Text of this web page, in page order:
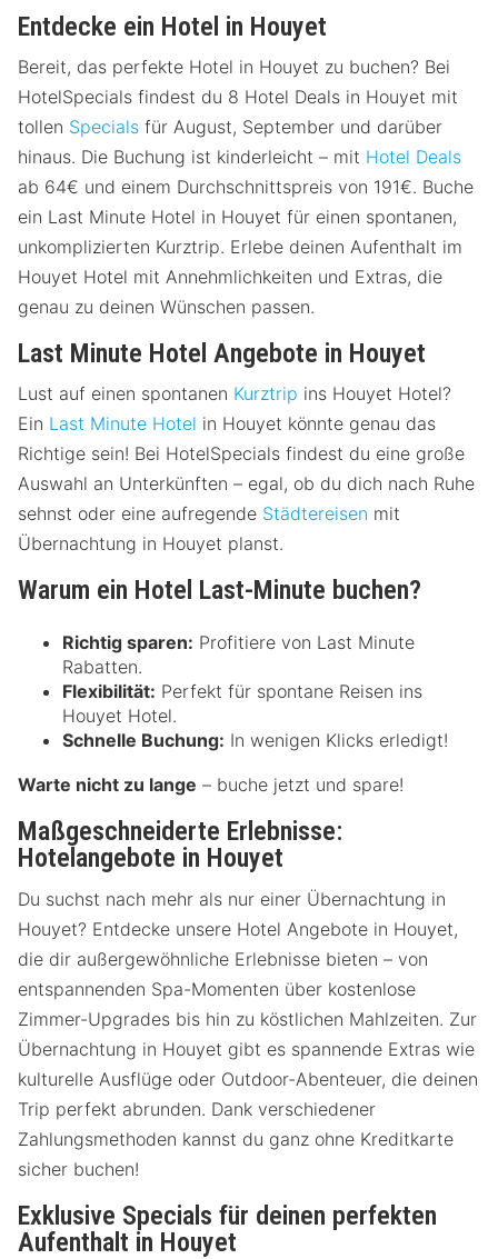
Entdecke ein Hotel in Houyet
Bereit, das perfekte Hotel in Houyet zu buchen? Bei
HotelSpecials findest du 8 Hotel Deals in Houyet mit
tollen Specials für August, September und darüber
hinaus. Die Buchung ist kinderleicht – mit Hotel Deals
ab 64€ und einem Durchschnittspreis von 191€. Buche
ein Last Minute Hotel in Houyet für einen spontanen,
unkomplizierten Kurztrip. Erlebe deinen Aufenthalt im
Houyet Hotel mit Annehmlichkeiten und Extras, die
genau zu deinen Wünschen passen.
Last Minute Hotel Angebote in Houyet
Lust auf einen spontanen Kurztrip ins Houyet Hotel?
Ein Last Minute Hotel in Houyet könnte genau das
Richtige sein! Bei HotelSpecials findest du eine große
Auswahl an Unterkünften – egal, ob du dich nach Ruhe
sehnst oder eine aufregende Städtereisen mit
Übernachtung in Houyet planst.
Warum ein Hotel Last-Minute buchen?
Richtig sparen: Profitiere von Last Minute
Rabatten.
Flexibilität: Perfekt für spontane Reisen ins
Houyet Hotel.
Schnelle Buchung: In wenigen Klicks erledigt!
Warte nicht zu lange – buche jetzt und spare!
Maßgeschneiderte Erlebnisse:
Hotelangebote in Houyet
Du suchst nach mehr als nur einer Übernachtung in
Houyet? Entdecke unsere Hotel Angebote in Houyet,
die dir außergewöhnliche Erlebnisse bieten – von
entspannenden Spa-Momenten über kostenlose
Zimmer-Upgrades bis hin zu köstlichen Mahlzeiten. Zur
Übernachtung in Houyet gibt es spannende Extras wie
kulturelle Ausflüge oder Outdoor-Abenteuer, die deinen
Trip perfekt abrunden. Dank verschiedener
Zahlungsmethoden kannst du ganz ohne Kreditkarte
sicher buchen!
Exklusive Specials für deinen perfekten
Aufenthalt in Houyet